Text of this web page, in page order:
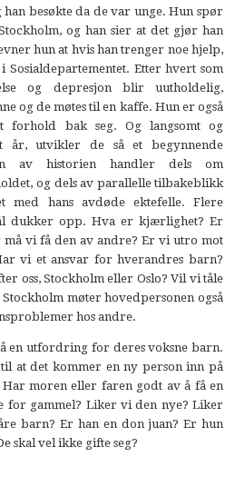
han besøkte da de var unge. Hun spør
og han sier at det gjør han
hun at hvis han trenger noe hjelp,
Sosialdepartementet. Etter hvert som
og depresjon blir uutholdelig,
og de møtes til en kaffe. Hun er også
forhold bak seg. Og langsomt og
år, utvikler de så et begynnende
av historien handler dels om
og dels av parallelle tilbakeblikk
med hans avdøde ektefelle. Flere
dukker opp. Hva er kjærlighet? Er
må vi få den av andre? Er vi utro mot
vi et ansvar for hverandres barn?
oss, Stockholm eller Oslo? Vil vi tåle
møter hovedpersonen også
hos andre.
en utfordring for deres voksne barn.
at det kommer en ny person inn på
moren eller faren godt av å få en
for gammel? Liker vi den nye? Liker
barn? Er han en don juan? Er hun
skal vel ikke gifte seg?